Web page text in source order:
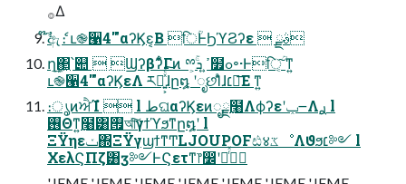
࡞Δ
໊ࣾඇެ։ ւ֎੡4'"αʔϏε͔Β िؒͰϦϓϨʔε  ࣄྫ
ղܾ͢΂͖՝୊  Ϣʔβʔ͋ͨΓͷ ྉ͕ۚߴ͍ ܖ໿ߋ৽·Ͱिؒ ͔͠ͳ͍
ւ֎੡4'"αʔϏεΛ ར༻͍͕ͯͨ͠ɺը໘ ʹೃછΊͣɺ׆༻͞Ε ͳ͍
։ൃͷਐΊํ  l طଘαʔϏεͷೖྗ߲໨Λϕʔεʹݕ౼Λ࣮ࢪ l
࢖Θͳ͍߲໨͸࡟আͯ͠γϯϓϧͳը໘ʹ l
ΞΫηεݖ΍ΞΫγϣϯͳͲLJOUPOFඪ४ػೳΛϑϧ׆༻ l
ΧελϚΠζ͸ӡ༻ͰϚετͳ෦෼ʹݶ࣮ͬͯࢪ